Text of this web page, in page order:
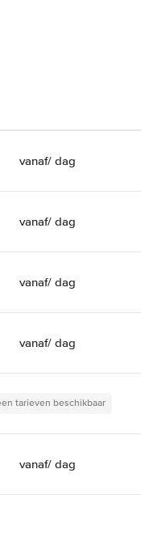
vanaf/ dag
vanaf/ dag
vanaf/ dag
vanaf/ dag
tarieven beschikbaar
vanaf/ dag